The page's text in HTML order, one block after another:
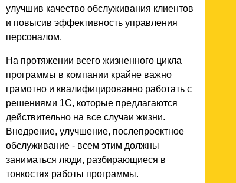
улучшив качество обслуживания клиентов
и повысив эффективность управления
персоналом.
На протяжении всего жизненного цикла
программы в компании крайне важно
грамотно и квалифицированно работать с
решениями 1С, которые предлагаются
действительно на все случаи жизни.
Внедрение, улучшение, послепроектное
обслуживание - всем этим должны
заниматься люди, разбирающиеся в
тонкостях работы программы.